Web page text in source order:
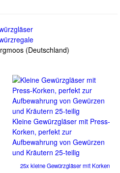
(Deutschland)
Kleine Gewürzgläser mit Press-
Korken, perfekt zur
Aufbewahrung von Gewürzen
und Kräutern 25-teilig
25x kleine Gewürzgläser mit Korken